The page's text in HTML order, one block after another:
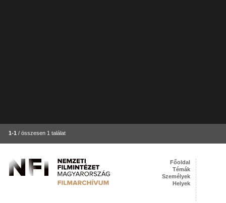
1-1 / összesen 1 találat
Főoldal
Témák
Személyek
Helyek